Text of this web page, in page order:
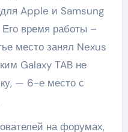
Apple и Samsung
время работы –
место занял Nexus
Galaxy TAB не
— 6-е место с
на форумах,